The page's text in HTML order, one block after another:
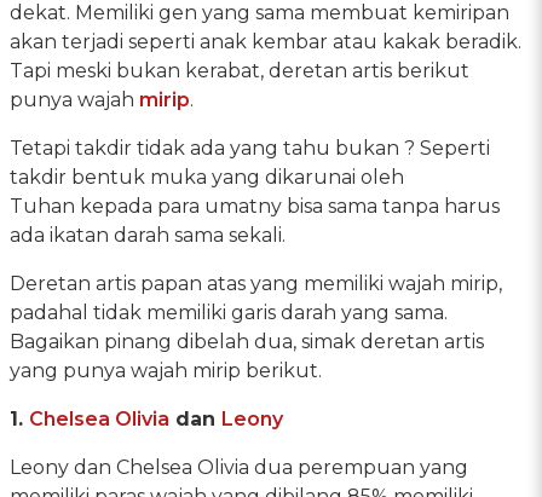
dekat. Memiliki gen yang sama membuat kemiripan
akan terjadi seperti anak kembar atau kakak beradik.
Tapi meski bukan kerabat, deretan artis berikut
punya wajah mirip.
Tetapi takdir tidak ada yang tahu bukan ? Seperti
takdir bentuk muka yang dikarunai oleh
Tuhan kepada para umatny bisa sama tanpa harus
ada ikatan darah sama sekali.
Deretan artis papan atas yang memiliki wajah mirip,
padahal tidak memiliki garis darah yang sama.
Bagaikan pinang dibelah dua, simak deretan artis
yang punya wajah mirip berikut.
1. Chelsea Olivia dan Leony
Leony dan Chelsea Olivia dua perempuan yang